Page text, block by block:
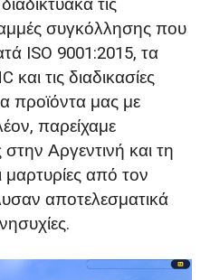
συγκόλλησης που
ISO 9001:2015, τα
τις διαδικασίες
προϊόντα μας με
παρείχαμε
Αργεντινή και τη
μαρτυρίες από τον
αποτελεσματικά